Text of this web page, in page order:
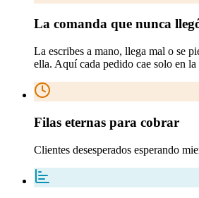
La comanda que nunca
La escribes a mano, llega mal o se
ella. Aquí cada pedido cae solo en
Filas eternas para cobrar
Clientes desesperados esperando